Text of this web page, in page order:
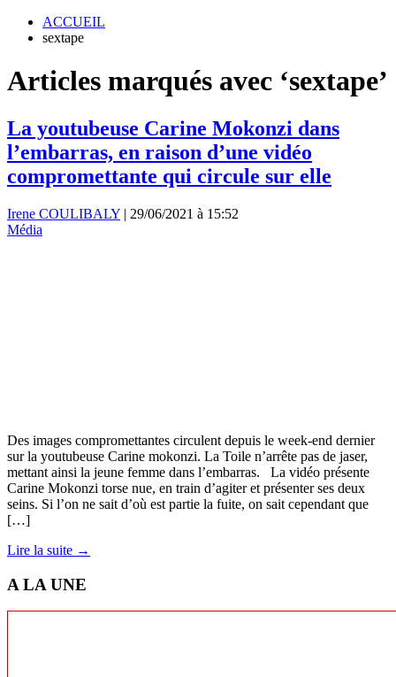
ACCUEIL
sextape
Articles marqués avec ‘sextape’
La youtubeuse Carine Mokonzi dans
l’embarras, en raison d’une vidéo
compromettante qui circule sur elle
Irene COULIBALY | 29/06/2021 à 15:52
Média
Des images compromettantes circulent depuis le week-end dernier
sur la youtubeuse Carine mokonzi. La Toile n’arrête pas de jaser,
mettant ainsi la jeune femme dans l’embarras. La vidéo présente
Carine Mokonzi torse nue, en train d’agiter et présenter ses deux
seins. Si l’on ne sait d’où est partie la fuite, on sait cependant que
[…]
Lire la suite →
A LA UNE